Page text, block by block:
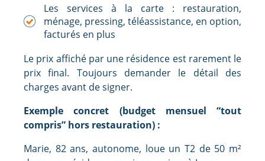
Les services à la carte : restauration,
ménage, pressing, téléassistance, en option,
facturés en plus
Le prix affiché par une résidence est rarement le
prix final. Toujours demander le détail des
charges avant de signer.
Exemple concret (budget mensuel “tout
compris” hors restauration) :
Marie, 82 ans, autonome, loue un T2 de 50 m²